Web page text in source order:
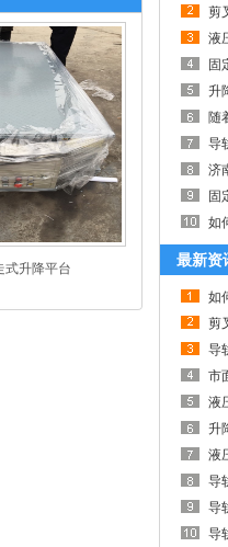
式升降平台
固
如
最新资
导
液
升
液
导